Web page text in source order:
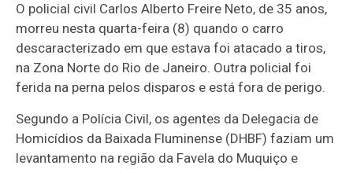
O policial civil Carlos Alberto Freire Neto, de 35 anos,
morreu nesta quarta-feira (8) quando o carro
descaracterizado em que estava foi atacado a tiros,
na Zona Norte do Rio de Janeiro. Outra policial foi
ferida na perna pelos disparos e está fora de perigo.
Segundo a Polícia Civil, os agentes da Delegacia de
Homicídios da Baixada Fluminense (DHBF) faziam um
levantamento na região da Favela do Muquiço e